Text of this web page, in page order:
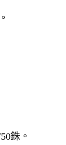
銖。